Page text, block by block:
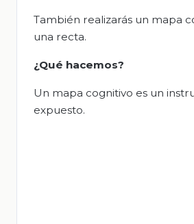
También realizarás un mapa
una recta.
¿Qué hacemos?
Un mapa cognitivo es un
expuesto.